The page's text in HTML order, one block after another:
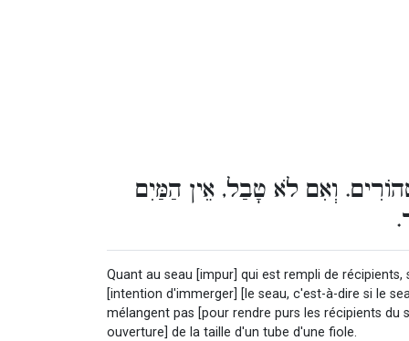
וְאִם לֹא טָבַל, אֵין הַמַּיִם
Quant au seau [impur] qui est rempli de
[intention d'immerger] [le seau, c'est-à-dire si le
mélangent pas [pour rendre purs les récipients du
ouverture] de la taille d'un tube d'une fiole.